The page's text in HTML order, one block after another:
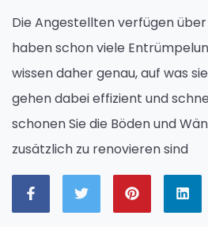
Die Angestellten verfügen
haben schon viele
wissen daher genau, auf was
gehen dabei effizient und
schonen Sie die Böden und
zusätzlich zu renovieren sind